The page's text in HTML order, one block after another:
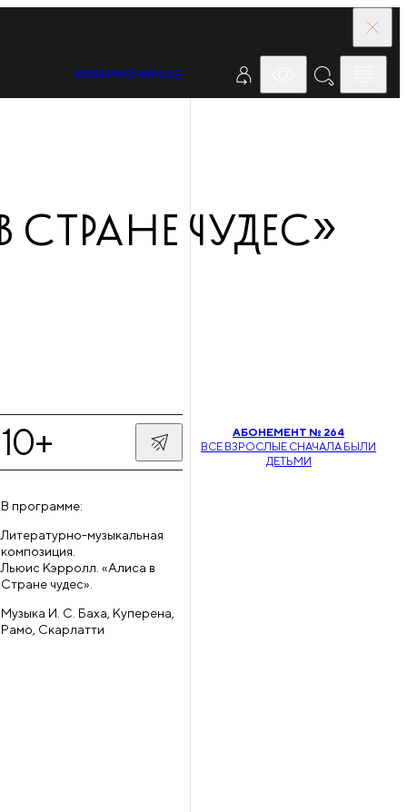
ФИЛАРМОНИЯ LIVE
ЧУДЕС»
10+
АБОНЕМЕНТ № 264
ВСЕ ВЗРОСЛЫЕ СНАЧАЛА БЫЛИ
ДЕТЬМИ
В программе:
Литературно-музыкальная
композиция.
Льюис Кэрролл. «Алиса в
Стране чудес».
Музыка И. С. Баха, Куперена,
Рамо, Скарлатти